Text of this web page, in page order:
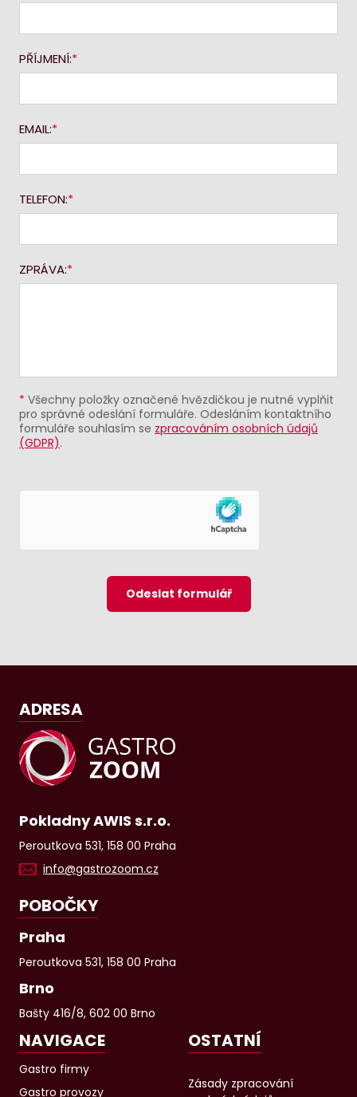
PŘÍJMENÍ:
EMAIL:
TELEFON:
ZPRÁVA:
* Všechny položky označené hvězdičkou je nutné vyplňit
pro správné odeslání formuláře. Odesláním kontaktního
formuláře souhlasím se zpracováním osobních údajů
(GDPR).
Odeslat formulář
ADRESA
Pokladny AWIS s.r.o.
Peroutkova 531, 158 00 Praha
info@gastrozoom.cz
POBOČKY
Praha
Peroutkova 531, 158 00 Praha
Brno
Bašty 416/8, 602 00 Brno
NAVIGACE
Gastro firmy
Gastro provozy
OSTATNÍ
Zásady zpracování